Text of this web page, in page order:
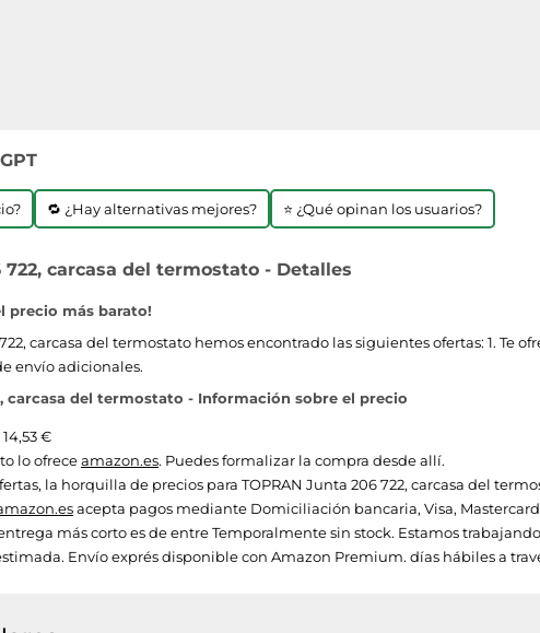
🔁 ¿Hay alternativas mejores? ⭐ ¿Qué opinan los usuarios?
722, carcasa del termostato - Detalles
precio más barato!
carcasa del termostato hemos encontrado las siguientes ofertas: 1.
envío adicionales.
carcasa del termostato - Información sobre el precio
€
lo ofreceamazon.es. Puedes formalizar la compra desde allí.
la horquilla de precios para TOPRAN Junta 206 722, carcasa del
acepta pagos mediante Domiciliación bancaria, Visa, Mastercard
más corto es de entre Temporalmente sin stock. Estamos
Envío exprés disponible con Amazon Premium. días hábiles a